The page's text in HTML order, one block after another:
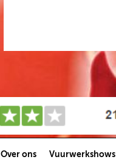
Over ons Vuurwerkshows